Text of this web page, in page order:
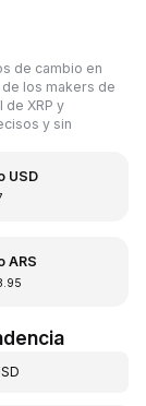
de cambio en
los makers de
XRP y
y sin
USD
ARS